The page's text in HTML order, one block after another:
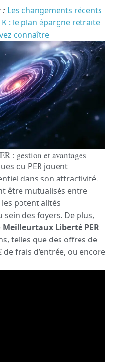
: Les changements récents
: le plan épargne retraite
connaître
: gestion et avantages
du PER jouent
dans son attractivité.
être mutualisés entre
potentialités
sein des foyers. De plus,
Meilleurtaux Liberté PER
telles que des offres de
de frais d’entrée, ou encore